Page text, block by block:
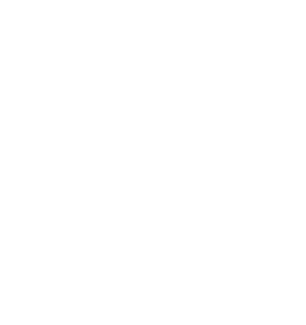
Los locales comenzaron a
de la presión en bloque alto
siempre encontraba a un
Motril que comenzaba a
tierra de por medio con un
lateral. El centro fue de
faceta durante todo el